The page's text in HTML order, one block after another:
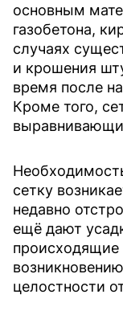
основным
газобетона,
случаях
и крошения
время после
Кроме того,
сетку
недавно
ещё дают
происходящие
целостности